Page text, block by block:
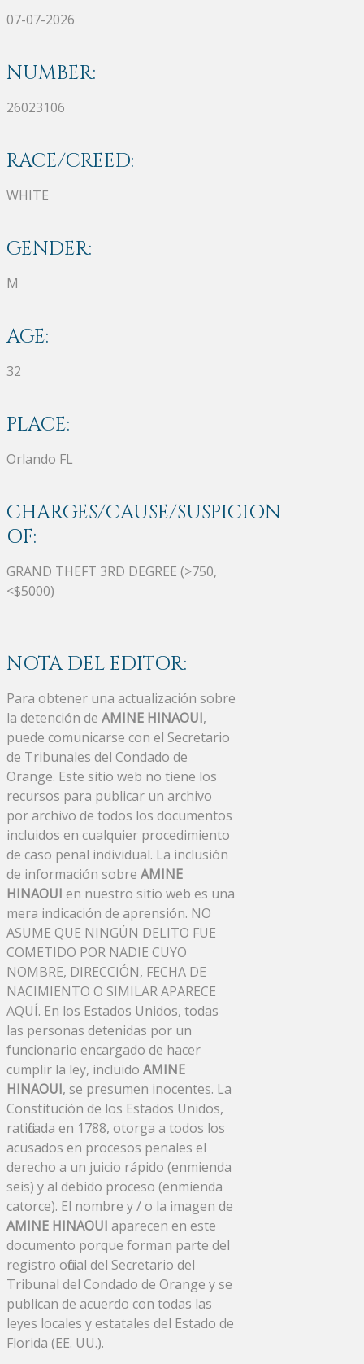
07-07-2026
NUMBER:
26023106
RACE/CREED:
WHITE
GENDER:
M
AGE:
32
PLACE:
Orlando FL
CHARGES/CAUSE/SUSPICION
OF:
GRAND THEFT 3RD DEGREE (>750,
<$5000)
NOTA DEL EDITOR:
Para obtener una actualización sobre
la detención de AMINE HINAOUI,
puede comunicarse con el Secretario
de Tribunales del Condado de
Orange. Este sitio web no tiene los
recursos para publicar un archivo
por archivo de todos los documentos
incluidos en cualquier procedimiento
de caso penal individual. La inclusión
de información sobre AMINE
HINAOUI en nuestro sitio web es una
mera indicación de aprensión. NO
ASUME QUE NINGÚN DELITO FUE
COMETIDO POR NADIE CUYO
NOMBRE, DIRECCIÓN, FECHA DE
NACIMIENTO O SIMILAR APARECE
AQUÍ. En los Estados Unidos, todas
las personas detenidas por un
funcionario encargado de hacer
cumplir la ley, incluido AMINE
HINAOUI, se presumen inocentes. La
Constitución de los Estados Unidos,
ratificada en 1788, otorga a todos los
acusados ​​en procesos penales el
derecho a un juicio rápido (enmienda
seis) y al debido proceso (enmienda
catorce). El nombre y / o la imagen de
AMINE HINAOUI aparecen en este
documento porque forman parte del
registro oficial del Secretario del
Tribunal del Condado de Orange y se
publican de acuerdo con todas las
leyes locales y estatales del Estado de
Florida (EE. UU.).